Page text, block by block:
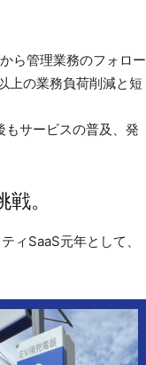
ら管理業務のフォロー
上の業務負荷削減と短
サービスの普及、発
。
ィSaaS元年として、